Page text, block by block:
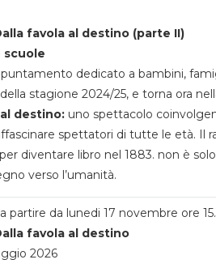
favola al destino (parte II)
scuole
dedicato a bambini,
stagione 2024/25, e torna ora
destino:uno spettacolo
spettatori di tutte le età. Il
diventare libro nel 1883. non è
verso l’umanità.
partire da lunedi 17 novembre ore
favola al destino
2026